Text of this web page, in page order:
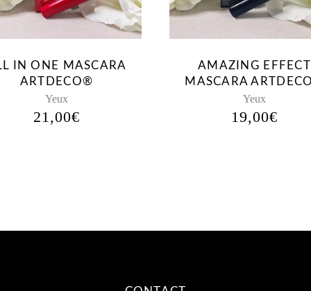
IN ONE MASCARA
ARTDECO®
Yeux
21,00€
AMAZING EFFECT
MASCARA
Yeux
19,00€